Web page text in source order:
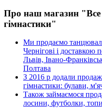
Про наш магазин "Все
гімнастики"
Ми продаємо
Чернігові і доставкою
Львів, Івано-
Полтава
З 2016 р додали
гімнастики: булави,
Також займаємося
лосини, футболки, топи